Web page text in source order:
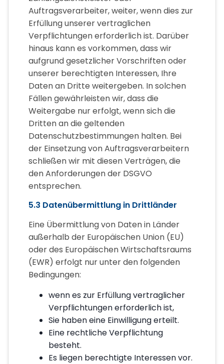
Auftragsverarbeiter, weiter, wenn dies zur
Erfüllung unserer vertraglichen
Verpflichtungen erforderlich ist. Darüber
hinaus kann es vorkommen, dass wir
aufgrund gesetzlicher Vorschriften oder
unserer berechtigten Interessen, Ihre
Daten an Dritte weitergeben. In solchen
Fällen gewährleisten wir, dass die
Weitergabe nur erfolgt, wenn sich die
Dritten an die geltenden
Datenschutzbestimmungen halten. Bei
der Einsetzung von Auftragsverarbeitern
schließen wir mit diesen Verträgen, die
den Anforderungen der DSGVO
entsprechen.
5.3 Datenübermittlung in Drittländer
Eine Übermittlung von Daten in Länder
außerhalb der Europäischen Union (EU)
oder des Europäischen Wirtschaftsraums
(EWR) erfolgt nur unter den folgenden
Bedingungen:
wenn es zur Erfüllung vertraglicher
Verpflichtungen erforderlich ist,
Sie haben eine Einwilligung erteilt.
Eine rechtliche Verpflichtung
besteht.
Es liegen berechtigte Interessen vor.